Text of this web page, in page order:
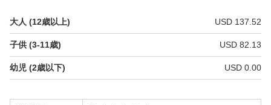
ビデオギャラリー
カマアイナ・スペシャル
大人 (12歳以上) USD 137.52
子供 (3-11歳) USD 82.13
幼児 (2歳以下) USD 0.00